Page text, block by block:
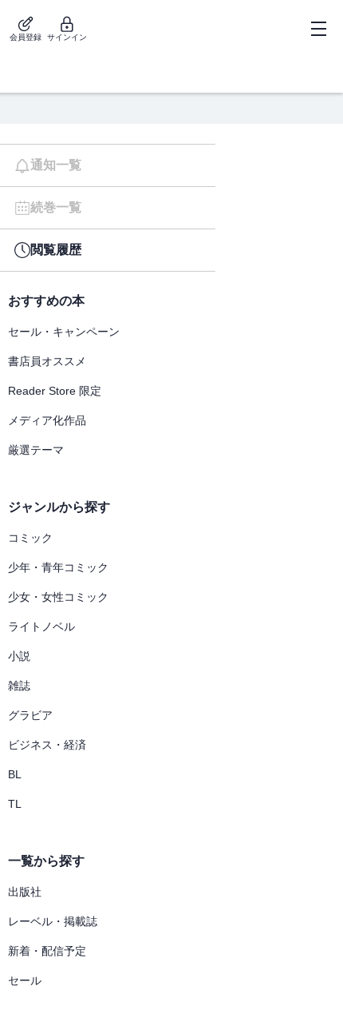
会員登録 サインイン
通知一覧
続巻一覧
閲覧履歴
おすすめの本
セール・キャンペーン
書店員オススメ
Reader Store 限定
メディア化作品
厳選テーマ
ジャンルから探す
コミック
少年・青年コミック
少女・女性コミック
ライトノベル
小説
雑誌
グラビア
ビジネス・経済
BL
TL
一覧から探す
出版社
レーベル・掲載誌
新着・配信予定
セール